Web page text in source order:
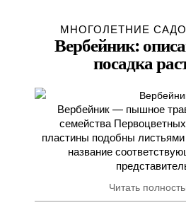
МНОГОЛЕТНИЕ
Вербейник:
посадка
Вербейник — пышное
семейства
пластины подобны
название
Читать